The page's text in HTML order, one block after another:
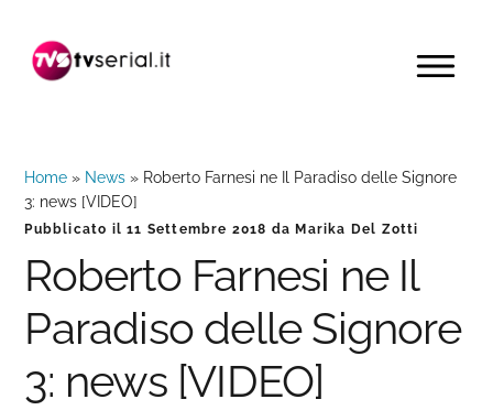
navigazione
contenuto
barra
MENU
Home » News » Roberto Farnesi ne Il Paradiso delle Signore
3: news [VIDEO]
Pubblicato il11 Settembre 2018 da Marika Del Zotti
Roberto Farnesi ne Il
Paradiso delle Signore
3: news [VIDEO]